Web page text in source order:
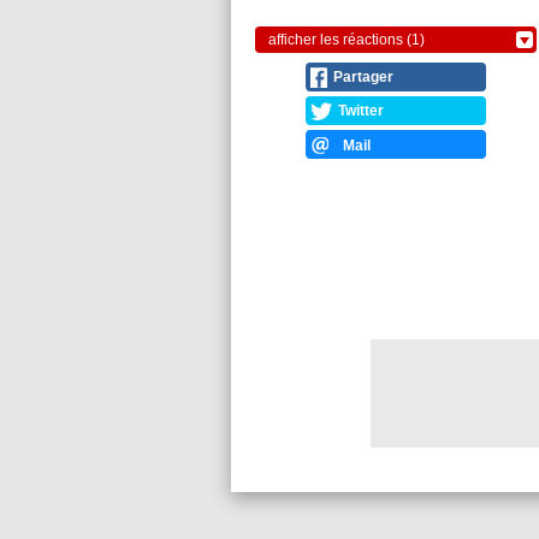
afficher les réactions (1)
Partager
Twitter
Mail